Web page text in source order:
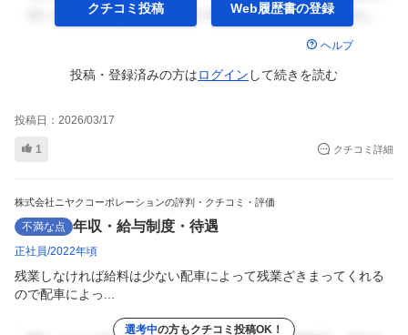
クチコミ投稿 Web履歴書の登録
ヘルプ
投稿・登録済みの方はログイン して続きを読む
投稿日： 2026/03/17
1 クチコミ詳細
株式会社ニヤクコーポレーションの評判・クチコミ・評価
不満な点 年収・給与制度・待遇
正社員 2022年頃
残業しなければ給料は少ない配車によって残業ざきまってくれる
ので配車によっ...
選考中の方もクチコミ投稿OK！